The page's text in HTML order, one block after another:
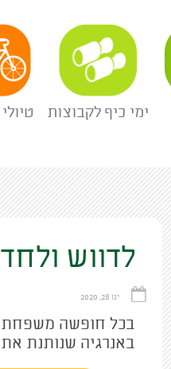
ימי כיף לקבוצות
לדווש
ינו 28, 2020
בכל חופשה
באנרגיה שנותנת